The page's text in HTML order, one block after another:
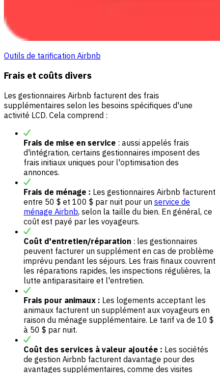
Outils de tarification Airbnb
Frais et coûts divers
Les gestionnaires Airbnb facturent des frais
supplémentaires selon les besoins spécifiques d'une
activité LCD. Cela comprend :
Frais de mise en service : aussi appelés frais
d'intégration, certains gestionnaires imposent des
frais initiaux uniques pour l'optimisation des
annonces.
Frais de ménage : Les gestionnaires Airbnb facturent
entre 50 $ et 100 $ par nuit pour un service de
ménage Airbnb, selon la taille du bien. En général, ce
coût est payé par les voyageurs.
Coût d'entretien/réparation : les gestionnaires
peuvent facturer un supplément en cas de problème
imprévu pendant les séjours. Les frais finaux couvrent
les réparations rapides, les inspections régulières, la
lutte antiparasitaire et l'entretien.
Frais pour animaux : Les logements acceptant les
animaux facturent un supplément aux voyageurs en
raison du ménage supplémentaire. Le tarif va de 10 $
à 50 $ par nuit.
Coût des services à valeur ajoutée : Les sociétés
de gestion Airbnb facturent davantage pour des
avantages supplémentaires, comme des visites